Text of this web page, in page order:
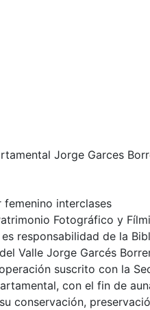
Jorge Garces
femenino interclases
Fotográfico y
responsabilidad de la
Valle Jorge Garcés
suscrito con la
con el fin de
conservación,